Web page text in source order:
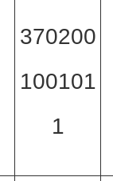
370200
100101
1